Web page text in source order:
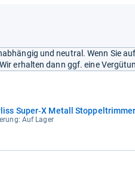
und neutral. Wenn Sie
erhalten dann ggf. eine
Super‑X Metall
Auf Lager